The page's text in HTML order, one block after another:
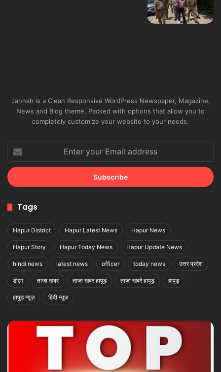
Jannah is a Clean Responsive WordPress Newspaper, Magazine,
News and Blog theme. Packed with options that allow you to
completely customize your website to your needs.
your
Email
address
Tags
Hapur District Hapur Latest News Hapur News
Hapur Story Hapur Today News Hapur Update News
hindi news latest news officer today news उत्तर प्रदेश
डीएम ताजा खबर ताज़ा खबर हापुड़ ताज़ा खबरें हापुड़ हापुड़
हापुड़ न्यूज़ हिंदी न्यूज़